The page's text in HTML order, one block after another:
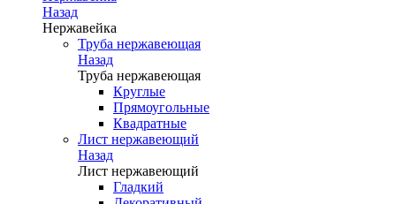
Назад
Нержавейка
Труба нержавеющая
Назад
Труба нержавеющая
Круглые
Прямоугольные
Квадратные
Лист нержавеющий
Назад
Лист нержавеющий
Гладкий